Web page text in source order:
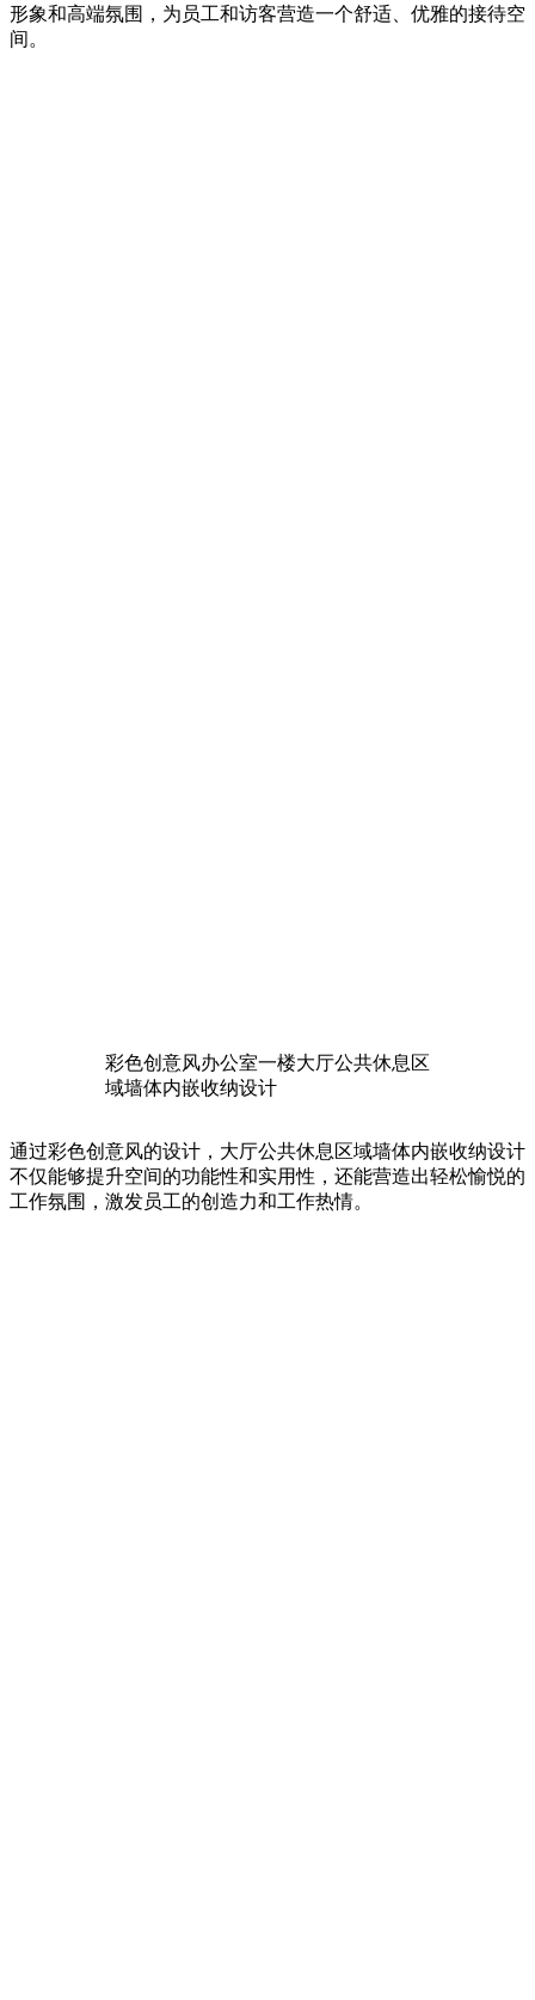
形象和高端氛围，为员工和访客营造一个舒适、优雅的接待空
间。
彩色创意风办公室一楼大厅公共休息区
域墙体内嵌收纳设计
通过彩色创意风的设计，大厅公共休息区域墙体内嵌收纳设计
不仅能够提升空间的功能性和实用性，还能营造出轻松愉悦的
工作氛围，激发员工的创造力和工作热情。